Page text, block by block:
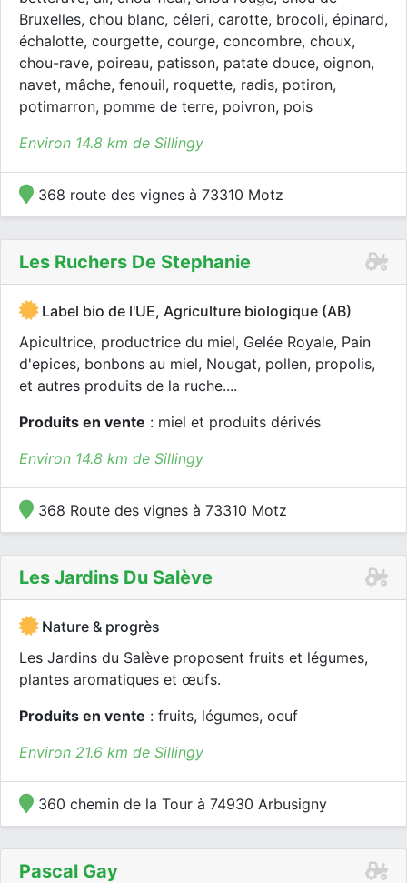
Bruxelles, chou blanc, céleri, carotte, brocoli, épinard,
échalotte, courgette, courge, concombre, choux,
chou-rave, poireau, patisson, patate douce, oignon,
navet, mâche, fenouil, roquette, radis, potiron,
potimarron, pomme de terre, poivron, pois
Environ 14.8 km de Sillingy
368 route des vignes à 73310 Motz
Les Ruchers De Stephanie
Label bio de l'UE, Agriculture biologique (AB)
Apicultrice, productrice du miel, Gelée Royale, Pain
d'epices, bonbons au miel, Nougat, pollen, propolis,
et autres produits de la ruche....
Produits en vente : miel et produits dérivés
Environ 14.8 km de Sillingy
368 Route des vignes à 73310 Motz
Les Jardins Du Salève
Nature & progrès
Les Jardins du Salève proposent fruits et légumes,
plantes aromatiques et œufs.
Produits en vente : fruits, légumes, oeuf
Environ 21.6 km de Sillingy
360 chemin de la Tour à 74930 Arbusigny
Pascal Gay